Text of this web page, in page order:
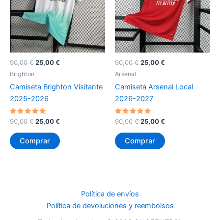
90,00€El
era:
90,00 €.
25,00€
es:
Brighton
Camiseta Brighton Visitante
2025-2026
Valorado
con
de 5
90,00€El
original
era:
25,00€
actual
es:
Comprar
90,00€El
era:
90,00 €.
25,00€
es:
Arsenal
Camiseta Arsenal Local
2026-2027
Valorado
con
de 5
90,00€El
original
era:
25,00€
actual
es:
Comprar
Política de envíos
Política de devoluciones y reembolsos